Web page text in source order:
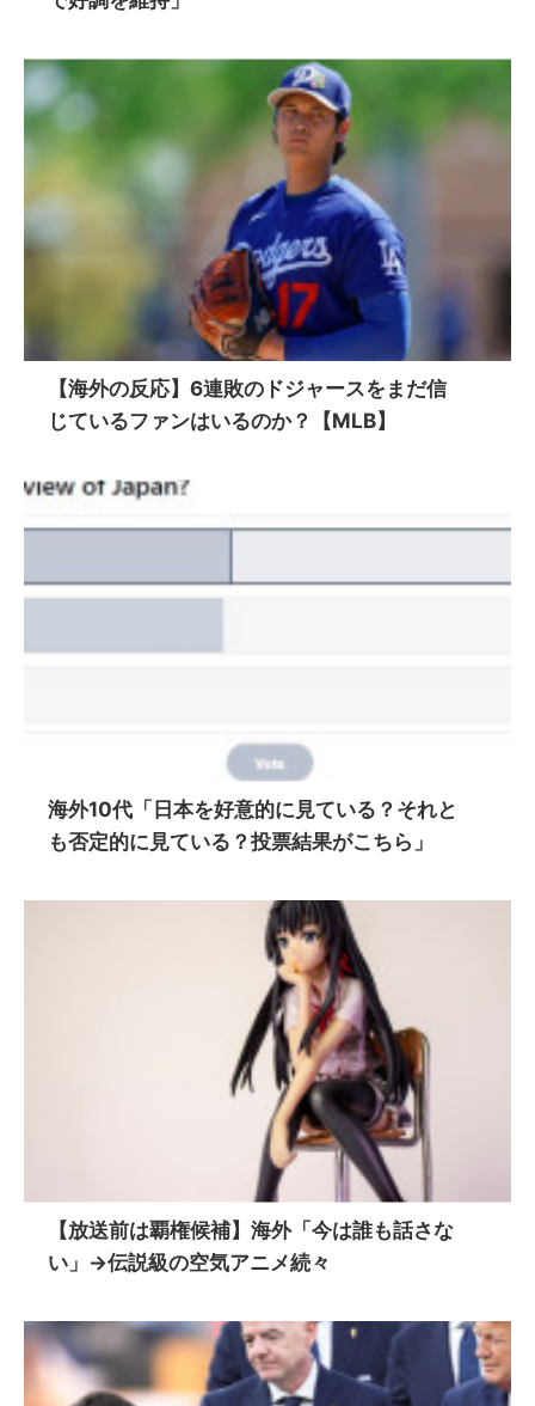
【海外の反応】6連敗のドジャースをまだ信
じているファンはいるのか？【MLB】
海外10代「日本を好意的に見ている？それと
も否定的に見ている？投票結果がこちら」
【放送前は覇権候補】海外「今は誰も話さな
い」→伝説級の空気アニメ続々